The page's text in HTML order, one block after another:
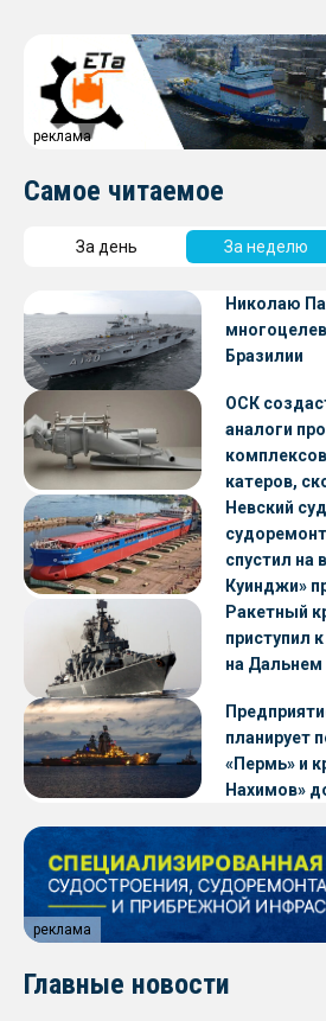
реклама
Самое читаемое
За день За неделю
Николаю
Бразилии
ОСК
аналоги
катеров,
судов с
Невский
спустил на
Куинджи»
Ракетный
приступил
на Дальнем
планирует
«Пермь» и
Нахимов»
реклама
Главные новости